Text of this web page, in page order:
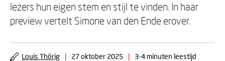
lezers hun eigen stem en stijl te vinden. In haar
preview vertelt Simone van den Ende erover.
Louis Thörig | 27 oktober 2025 | 3-4 minuten leestijd